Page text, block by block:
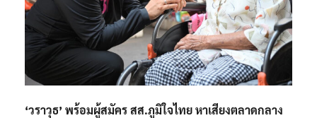
‘วราวุธ’ พร้อมผู้สมัคร สส.ภูมิใจไทย หาเสียงตลาดกลาง